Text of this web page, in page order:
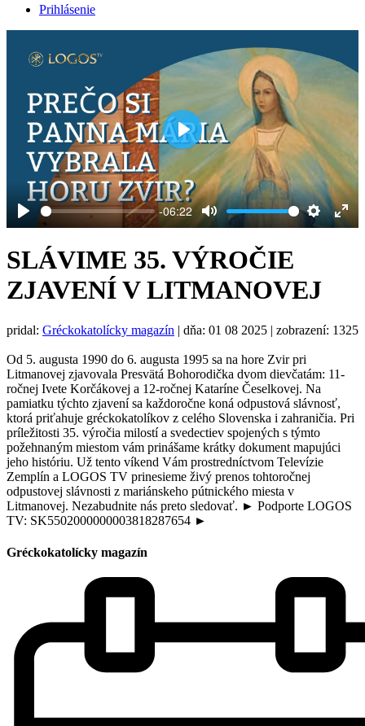
Prihlásenie
Play
-06:22
Mute Settings
Play
SLÁVIME 35. VÝROČIE
ZJAVENÍ V LITMANOVEJ
pridal: Gréckokatolícky magazín | dňa: 01 08 2025 | zobrazení: 1325
Od 5. augusta 1990 do 6. augusta 1995 sa na hore Zvir pri
Litmanovej zjavovala Presvätá Bohorodička dvom dievčatám: 11-
ročnej Ivete Korčákovej a 12-ročnej Kataríne Česelkovej. Na
pamiatku týchto zjavení sa každoročne koná odpustová slávnosť,
ktorá priťahuje gréckokatolíkov z celého Slovenska i zahraničia. Pri
príležitosti 35. výročia milostí a svedectiev spojených s týmto
požehnaným miestom vám prinášame krátky dokument mapujúci
jeho históriu. Už tento víkend Vám prostredníctvom Televízie
Zemplín a LOGOS TV prinesieme živý prenos tohtoročnej
odpustovej slávnosti z mariánskeho pútnického miesta v
Litmanovej. Nezabudnite nás preto sledovať. ► Podporte LOGOS
TV: SK5502000000003818287654 ►
Gréckokatolícky magazín